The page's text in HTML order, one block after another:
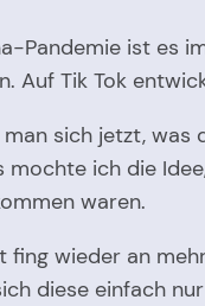
Pandemie ist es
Auf Tik Tok
sich jetzt, was
mochte ich die
waren.
fing wieder an
diese einfach